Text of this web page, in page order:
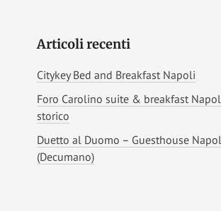
Articoli recenti
Citykey Bed and Breakfast Napoli
Foro Carolino suite & breakfast
storico
Duetto al Duomo – Guesthouse
(Decumano)